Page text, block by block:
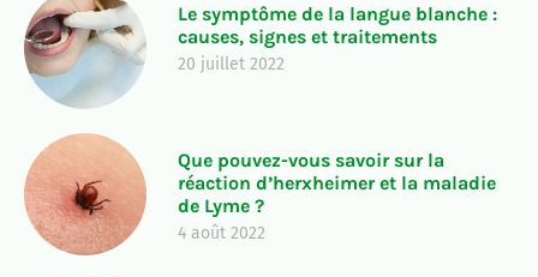
Le symptôme de la langue blanche :
causes, signes et traitements
20 juillet 2022
Que pouvez-vous savoir sur la
réaction d’herxheimer et la maladie
de Lyme ?
4 août 2022